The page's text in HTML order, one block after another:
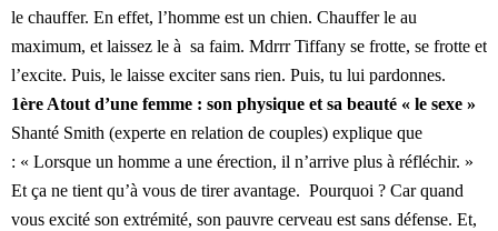
le chauffer. En effet, l’homme est un chien. Chauffer le au
maximum, et laissez le à sa faim. Mdrrr Tiffany se frotte, se frotte et
l’excite. Puis, le laisse exciter sans rien. Puis, tu lui pardonnes.
1ère Atout d’une femme : son physique et sa beauté « le sexe »
Shanté Smith (experte en relation de couples) explique que
: « Lorsque un homme a une érection, il n’arrive plus à réfléchir. »
Et ça ne tient qu’à vous de tirer avantage. Pourquoi ? Car quand
vous excité son extrémité, son pauvre cerveau est sans défense. Et,